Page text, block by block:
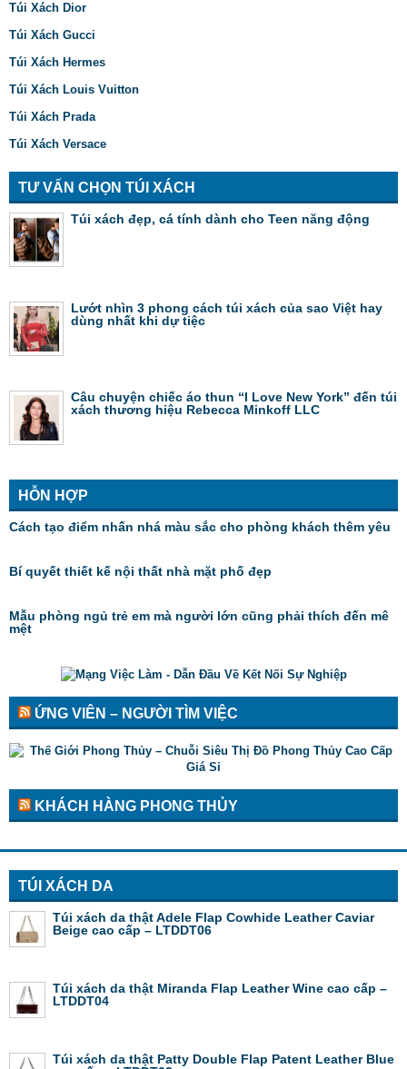
Túi Xách Dior
Túi Xách Gucci
Túi Xách Hermes
Túi Xách Louis Vuitton
Túi Xách Prada
Túi Xách Versace
TƯ VẤN CHỌN TÚI XÁCH
Túi xách đẹp, cá tính dành cho Teen năng động
Lướt nhìn 3 phong cách túi xách của sao Việt hay
dùng nhất khi dự tiệc
Câu chuyện chiếc áo thun “I Love New York” đến túi
xách thương hiệu Rebecca Minkoff LLC
HỖN HỢP
Cách tạo điểm nhấn nhá màu sắc cho phòng khách thêm yêu
Bí quyết thiết kế nội thất nhà mặt phố đẹp
Mẫu phòng ngủ trẻ em mà người lớn cũng phải thích đến mê
mệt
ỨNG VIÊN – NGƯỜI TÌM VIỆC
KHÁCH HÀNG PHONG THỦY
TÚI XÁCH DA
Túi xách da thật Adele Flap Cowhide Leather Caviar
Beige cao cấp – LTDDT06
Túi xách da thật Miranda Flap Leather Wine cao cấp –
LTDDT04
Túi xách da thật Patty Double Flap Patent Leather Blue